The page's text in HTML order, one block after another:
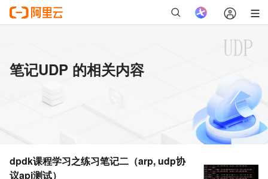
笔记UDP 的相关内容
dpdk课程学习之练习笔记二（arp, udp协
议api测试）